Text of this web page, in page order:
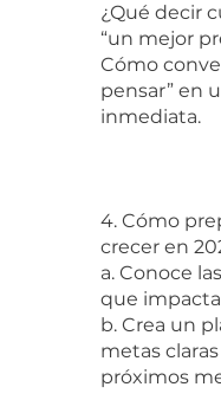
¿Qué decir
“un mejor
Cómo
pensar” en
inmediata.
4. Cómo
crecer en
a. Conoce
que
b. Crea un
metas
próximos